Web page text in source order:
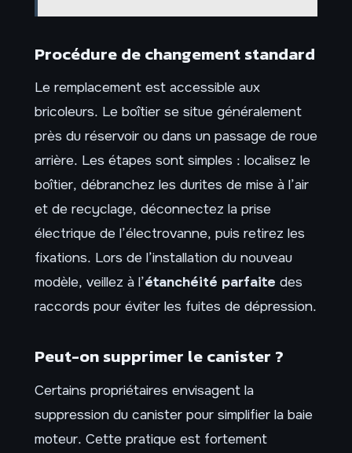
Procédure de changement standard
Le remplacement est accessible aux
bricoleurs. Le boîtier se situe généralement
près du réservoir ou dans un passage de roue
arrière. Les étapes sont simples : localisez le
boîtier, débranchez les durites de mise à l’air
et de recyclage, déconnectez la prise
électrique de l’électrovanne, puis retirez les
fixations. Lors de l’installation du nouveau
modèle, veillez à l’étanchéité parfaite des
raccords pour éviter les fuites de dépression.
Peut-on supprimer le canister ?
Certains propriétaires envisagent la
suppression du canister pour simplifier la baie
moteur. Cette pratique est fortement